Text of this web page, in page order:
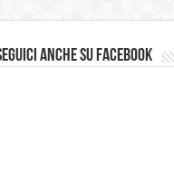
anche su Facebook